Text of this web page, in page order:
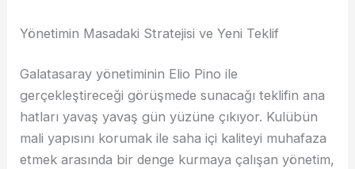
Yönetimin Masadaki Stratejisi ve Yeni Teklif
Galatasaray yönetiminin Elio Pino ile
gerçekleştireceği görüşmede sunacağı teklifin ana
hatları yavaş yavaş gün yüzüne çıkıyor. Kulübün
mali yapısını korumak ile saha içi kaliteyi muhafaza
etmek arasında bir denge kurmaya çalışan yönetim,